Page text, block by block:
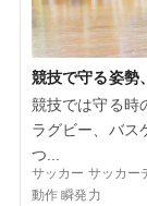
競技で守る姿勢
競技では守る時
ラグビー、バス
つ...
サッカー サッカー
動作 瞬発力